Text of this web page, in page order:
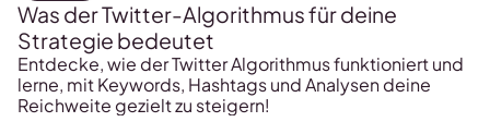
Was der Twitter-Algorithmus für deine
Strategie bedeutet
Entdecke, wie der Twitter Algorithmus funktioniert und
lerne, mit Keywords, Hashtags und Analysen deine
Reichweite gezielt zu steigern!